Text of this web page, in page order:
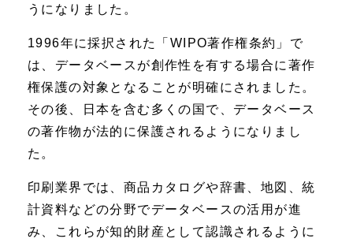
うになりました。
1996年に採択された「WIPO著作権条約」で
は、データベースが創作性を有する場合に著作
権保護の対象となることが明確にされました。
その後、日本を含む多くの国で、データベース
の著作物が法的に保護されるようになりまし
た。
印刷業界では、商品カタログや辞書、地図、統
計資料などの分野でデータベースの活用が進
み、これらが知的財産として認識されるように